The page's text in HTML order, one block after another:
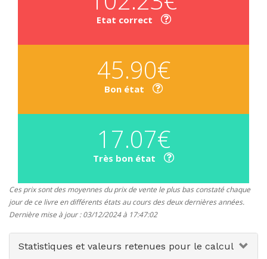
Etat correct
45.90€
Bon état
17.07€
Très bon état
Ces prix sont des moyennes du prix de vente le plus bas constaté chaque
jour de ce livre en différents états au cours des deux dernières années.
Dernière mise à jour : 03/12/2024 à 17:47:02
Statistiques et valeurs retenues pour le calcul